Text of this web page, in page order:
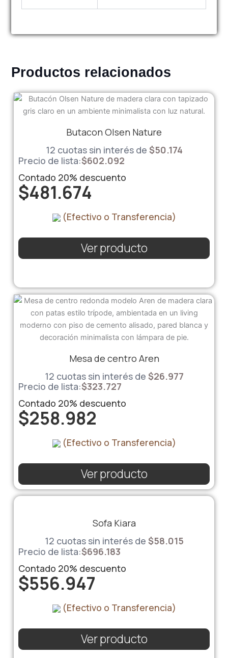
Productos relacionados
Butacon Olsen Nature
12 cuotas sin interés de $50.174
Precio de lista:$602.092
Contado 20% descuento
$481.674
(Efectivo o Transferencia)
Ver producto
Mesa de centro Aren
12 cuotas sin interés de $26.977
Precio de lista:$323.727
Contado 20% descuento
$258.982
(Efectivo o Transferencia)
Ver producto
Sofa Kiara
12 cuotas sin interés de $58.015
Precio de lista:$696.183
Contado 20% descuento
$556.947
(Efectivo o Transferencia)
Ver producto